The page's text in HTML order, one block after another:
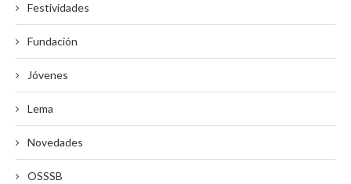
Festividades
Fundación
Jóvenes
Lema
Novedades
OSSSB